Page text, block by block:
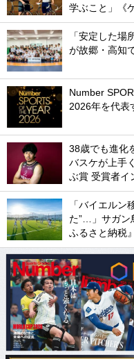
学ぶこと」《
「安定した場
が故郷・高知
Number
2026年を代表
38歳でも進化
バスケが上手
ぶ賞 受賞者イ
「バイエルン
た”…」サガン
ふるさと納税』